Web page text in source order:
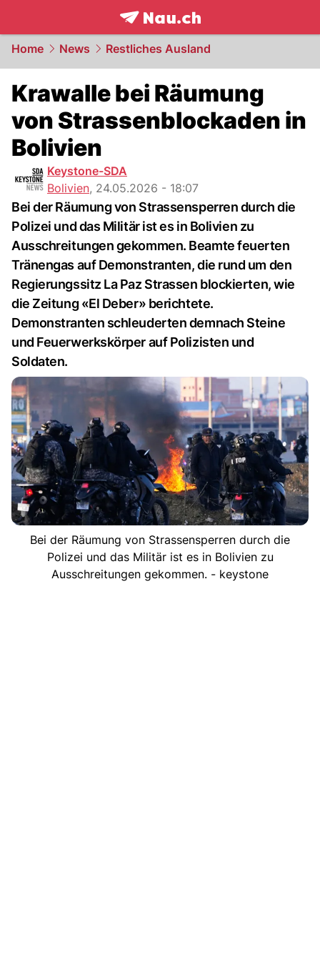
frontpage.NAU.ch
Home News Restliches Ausland
Krawalle bei Räumung
von Strassenblockaden in
Bolivien
Keystone-SDA
Bolivien, 24.05.2026 - 18:07
Bei der Räumung von Strassensperren durch die
Polizei und das Militär ist es in Bolivien zu
Ausschreitungen gekommen. Beamte feuerten
Tränengas auf Demonstranten, die rund um den
Regierungssitz La Paz Strassen blockierten, wie
die Zeitung «El Deber» berichtete.
Demonstranten schleuderten demnach Steine
und Feuerwerkskörper auf Polizisten und
Soldaten.
Bei der Räumung von Strassensperren durch die
Polizei und das Militär ist es in Bolivien zu
Ausschreitungen gekommen. - keystone